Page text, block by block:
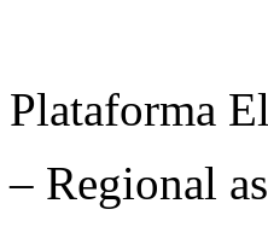
Plataforma
– Regional